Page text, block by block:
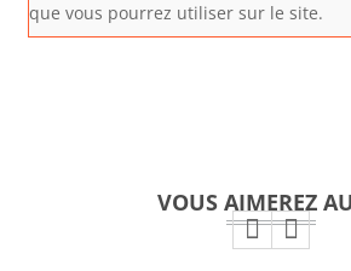
que vous pourrez utiliser sur le site.
VOUS AIMEREZ